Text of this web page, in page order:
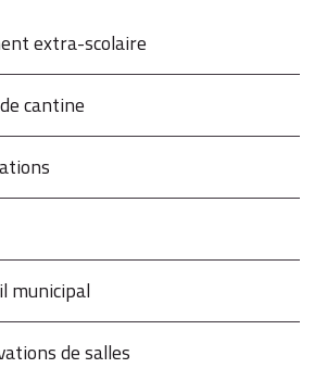
extra-scolaire
cantine
municipal
de salles